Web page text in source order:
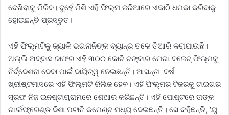
ଦେଖିବାକୁ ମିଳିବ। ଦୁହେଁ ମିଶି ଏହି ଫିଲ୍ମ ଜରିଆରେ ଏକାଠି ଧମକା କରିବାକୁ
ହୋଇଛନ୍ତି ପ୍ରସ୍ତୁତ।
ଏହି ଫିଲ୍ମଟିକୁ ଜ୍ୟାକି ଭଗନାନିଙ୍କ ବ୍ୟାନ୍‌ର ତଳେ ତିଆରି କରାଯାଉଛି।
ଅଲ୍ଲି ଅବ୍ବାସ ଜାଫର ଏହି ୩୦୦ କୋଟି ଟଙ୍କାର ମେଗା ବଜେଟ୍‌ ଫିଲ୍ମକୁ
ନିର୍ଦ୍ଦେଶନା ଦେବା ପାଇଁ ଦାୟିତ୍ୱ ନେଇଛନ୍ତି। ଆସନ୍ତା ବର୍ଷ
ଖ୍ରୀଷ୍ଟମାସରେ ଏହି ଫିଲ୍ମଟି ରିଲିଜ ହେବ। ଏହି ଫିଲ୍ମର ଟିଜରକୁ ଟାଇଗର
ସ୍ରଫ ନିଜ ଇନଷ୍ଟାଗ୍ରାମରେ ଶେଆର କରିଛନ୍ତି। ଏହି ପୋଷ୍ଟରେ ତାଙ୍କ
ଗାର୍ଲଫ୍ରେଣ୍ଡ ଦିଶା ପଟାନି କମେଣ୍ଟ ମଧ୍ୟ ଦେଇଛନ୍ତି। ସେ କହିଛନ୍ତି, ‘ୟୁ